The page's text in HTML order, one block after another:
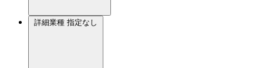
詳細業種 指定なし